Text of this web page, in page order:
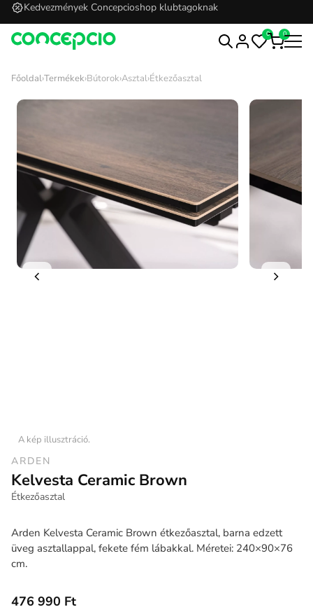
Kedvezmények Concepcioshop klubtagoknak
0 0
Főoldal›Termékek›Bútorok›Asztal›Étkezőasztal
A kép illusztráció.
ARDEN
Kelvesta Ceramic Brown
Étkezőasztal
Arden Kelvesta Ceramic Brown étkezőasztal, barna edzett
üveg asztallappal, fekete fém lábakkal. Méretei: 240×90×76
cm.
476 990 Ft